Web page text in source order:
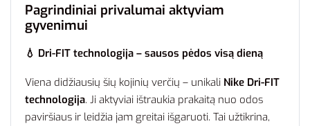
Pagrindiniai privalumai aktyviam
gyvenimui
💧 Dri-FIT technologija – sausos pėdos visą dieną
Viena didžiausių šių kojinių verčių – unikali Nike Dri-FIT
technologija. Ji aktyviai ištraukia prakaitą nuo odos
paviršiaus ir leidžia jam greitai išgaruoti. Tai užtikrina,